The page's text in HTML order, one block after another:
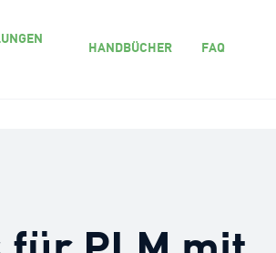
HANDBÜCHER FAQ